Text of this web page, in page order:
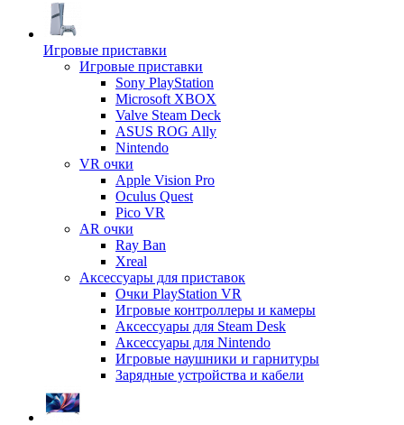
Игровые приставки
Игровые приставки
Sony PlayStation
Microsoft XBOX
Valve Steam Deck
ASUS ROG Ally
Nintendo
VR очки
Apple Vision Pro
Oculus Quest
Pico VR
AR очки
Ray Ban
Xreal
Аксессуары для приставок
Очки PlayStation VR
Игровые контроллеры и камеры
Аксессуары для Steam Desk
Аксессуары для Nintendo
Игровые наушники и гарнитуры
Зарядные устройства и кабели